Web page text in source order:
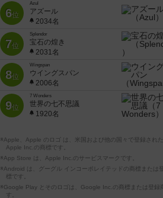
6位
Azul
アズール
2034名
7位
Splendor
宝石の煌き
2031名
8位
Wingspan
ウイングスパン
2006名
9位
7 Wonders
世界の七不思議
1920名
※Apple、Apple のロゴ は、米国および他の国々で登録された
Apple Inc.の商標です。
※App Store は、Apple Inc.のサービスマークです。
※Android は、グーグル インコーポレイテッドの商標または登
標です。
※Google Play とそのロゴは、Google Inc.の商標または登録
す。